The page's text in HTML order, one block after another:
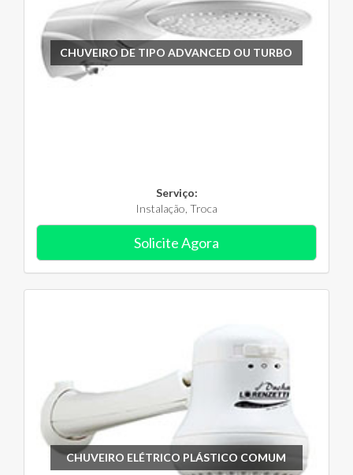
CHUVEIRO DE TIPO ADVANCED OU TURBO
Serviço:
Instalação, Troca
Solicite Agora
CHUVEIRO ELÉTRICO PLÁSTICO COMUM